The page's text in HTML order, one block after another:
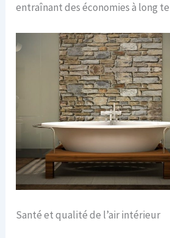
entraînant des économies à long
Santé et qualité de l’air intérieur